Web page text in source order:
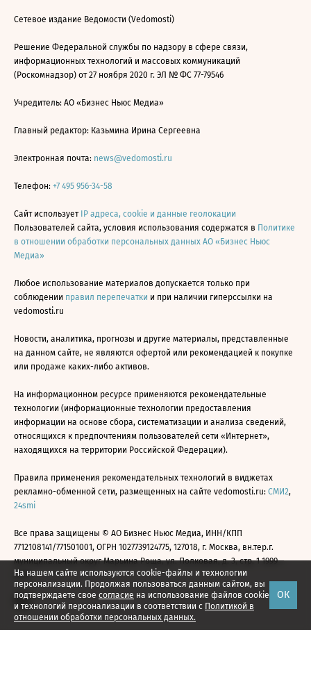
На нашем сайте используются cookie-файлы и технологии
персонализации. Продолжая пользоваться данным сайтом, вы
подтверждаете свое согласие на использование файлов cookie
и технологий персонализации в соответствии с Политикой в
отношении обработки персональных данных.
ОК
Сетевое издание Ведомости (Vedomosti)
Решение Федеральной службы по надзору в сфере связи,
информационных технологий и массовых коммуникаций
(Роскомнадзор) от 27 ноября 2020 г. ЭЛ № ФС 77-79546
Учредитель: АО «Бизнес Ньюс Медиа»
Главный редактор: Казьмина Ирина Сергеевна
Электронная почта: news@vedomosti.ru
Телефон: +7 495 956-34-58
Сайт использует IP адреса, cookie и данные геолокации
Пользователей сайта, условия использования содержатся в Политике
в отношении обработки персональных данных АО «Бизнес Ньюс
Медиа»
Любое использование материалов допускается только при
соблюдении правил перепечатки и при наличии гиперссылки на
vedomosti.ru
Новости, аналитика, прогнозы и другие материалы, представленные
на данном сайте, не являются офертой или рекомендацией к покупке
или продаже каких-либо активов.
На информационном ресурсе применяются рекомендательные
технологии (информационные технологии предоставления
информации на основе сбора, систематизации и анализа сведений,
относящихся к предпочтениям пользователей сети «Интернет»,
находящихся на территории Российской Федерации).
Правила применения рекомендательных технологий в виджетах
рекламно-обменной сети, размещенных на сайте vedomosti.ru: СМИ2,
24smi
Все права защищены © АО Бизнес Ньюс Медиа, ИНН/КПП
7712108141/771501001, ОГРН 1027739124775, 127018, г. Москва, вн.тер.г.
муниципальный округ Марьина Роща, ул. Полковая, д. 3, стр. 1 1999—
2026